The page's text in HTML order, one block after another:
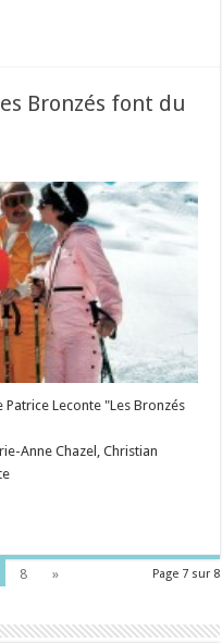
Bronzés font du
Leconte "Les Bronzés
Anne Chazel, Christian
Page 7 sur 8
8 »